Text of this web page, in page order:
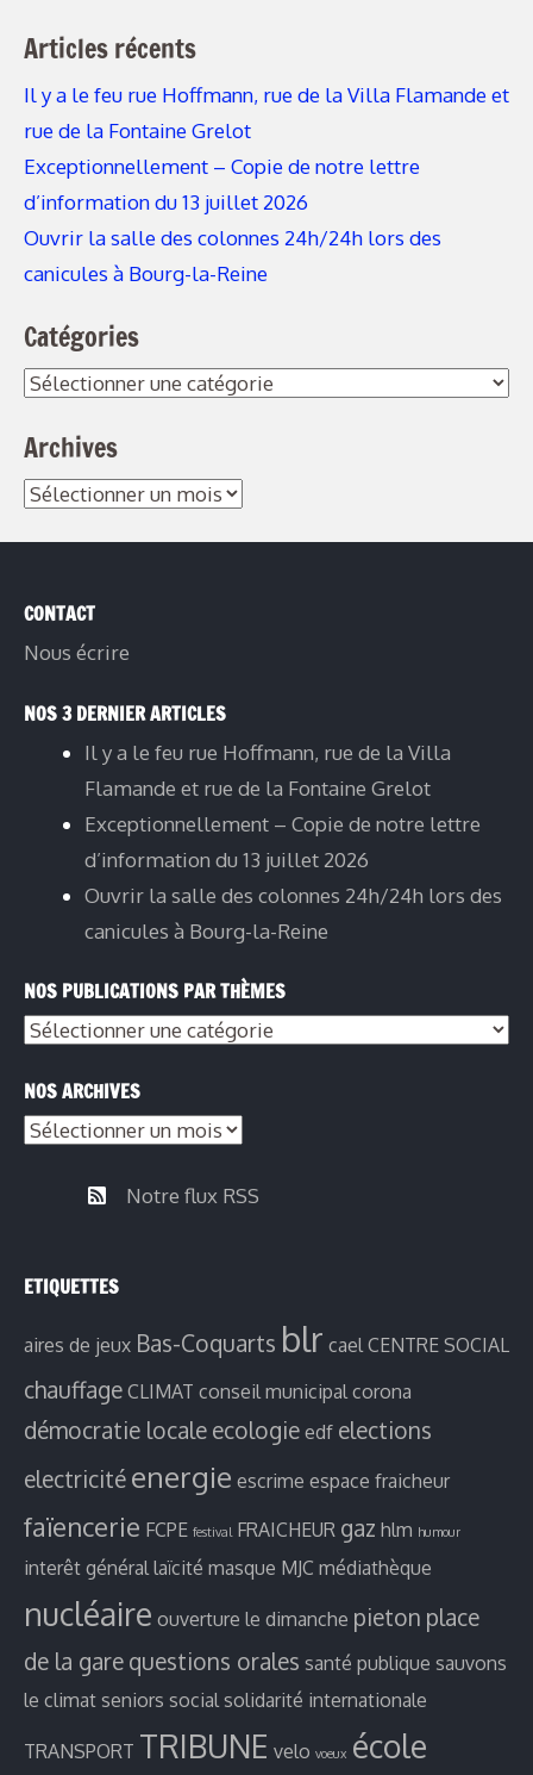
Articles récents
Il y a le feu rue Hoffmann, rue de la Villa Flamande et
rue de la Fontaine Grelot
Exceptionnellement – Copie de notre lettre
d’information du 13 juillet 2026
Ouvrir la salle des colonnes 24h/24h lors des
canicules à Bourg-la-Reine
Catégories
Archives
CONTACT
Nous écrire
NOS 3 DERNIER ARTICLES
Il y a le feu rue Hoffmann, rue de la Villa
Flamande et rue de la Fontaine Grelot
Exceptionnellement – Copie de notre lettre
d’information du 13 juillet 2026
Ouvrir la salle des colonnes 24h/24h lors des
canicules à Bourg-la-Reine
NOS PUBLICATIONS PAR THÈMES
NOS ARCHIVES
Notre flux RSS
ETIQUETTES
aires de jeux Bas-Coquarts blr cael CENTRE SOCIAL
chauffage CLIMAT conseil municipal corona
démocratie locale ecologie edf elections
electricité energie escrime espace fraicheur
faïencerie FCPE festival FRAICHEUR gaz hlm humour
interêt général laïcité masque MJC médiathèque
nucléaire ouverture le dimanche pieton place
de la gare questions orales santé publique sauvons
le climat seniors social solidarité internationale
TRANSPORT TRIBUNE velo voeux école